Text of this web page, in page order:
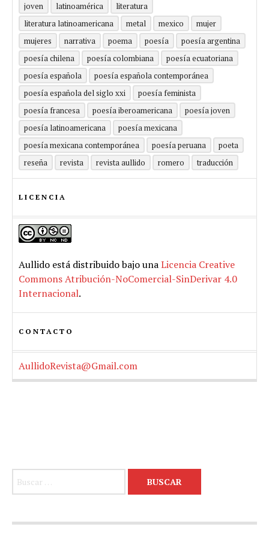
joven
latinoamérica
literatura
literatura latinoamericana
metal mexico
mujer
mujeres
narrativa poema poesía
poesía argentina
poesía chilena
poesía colombiana
poesía ecuatoriana
poesía española
poesía española contemporánea
poesía española del siglo xxi
poesía feminista
poesía francesa
poesía iberoamericana
poesía joven
poesía latinoamericana
poesía mexicana
poesía mexicana contemporánea
poesía peruana
poeta
reseña
revista revista aullido romero traducción
LICENCIA
Aullido está distribuido bajo unaLicencia Creative
Commons Atribución-NoComercial-SinDerivar 4.0
Internacional.
CONTACTO
AullidoRevista@Gmail.com